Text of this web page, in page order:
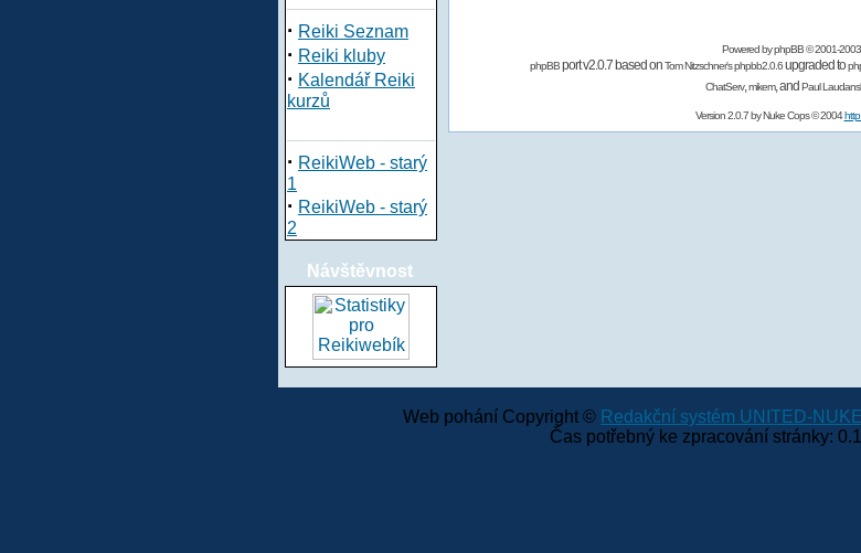
· Reiki Seznam
· Reiki kluby
· Kalendář Reiki
kurzů
· ReikiWeb - starý
1
· ReikiWeb - starý
2
Návštěvnost
Powered byphpBB© 2001-
phpBBport v2.0.7 based onTom Nitzschner'sphpbb2.0.6upgraded to
ChatServ,mikem,and Paul
Version 2.0.7 byNuke Cops© 2004
Web pohání Copyright © Redakční systém UNITED-NUKE
Čas potřebný ke zpracování stránky: